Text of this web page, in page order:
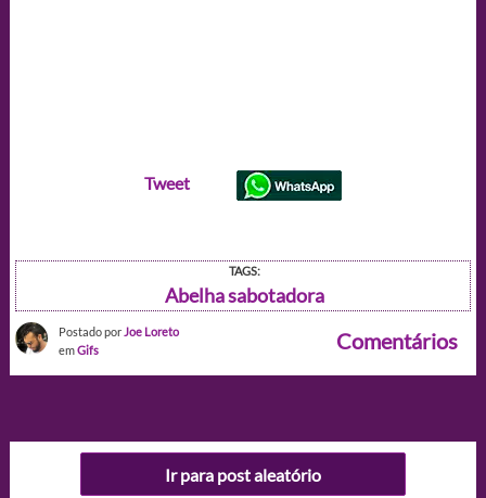
Tweet
TAGS:
Abelha sabotadora
Postado por Joe Loreto
emGifs Comentários
Ir para post aleatório